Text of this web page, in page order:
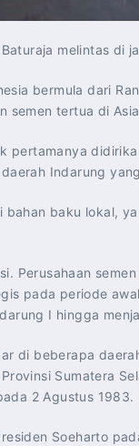
melintas di
bermula dari
semen tertua di
Indarung
baku
Perusahaan
pada periode
I hingga
di beberapa
Sumatera
2 Agustus
Soeharto